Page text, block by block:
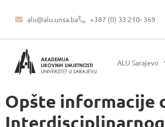
alu@alu.unsa.ba +387 (0) 33 210- 369
ALU Sarajevo
Opšte informacije